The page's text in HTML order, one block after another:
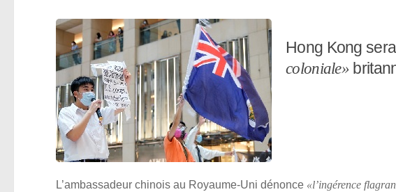
Hong Kong
coloniale»
L’ambassadeur chinois au Royaume-Uni dénonce «l’ingérence